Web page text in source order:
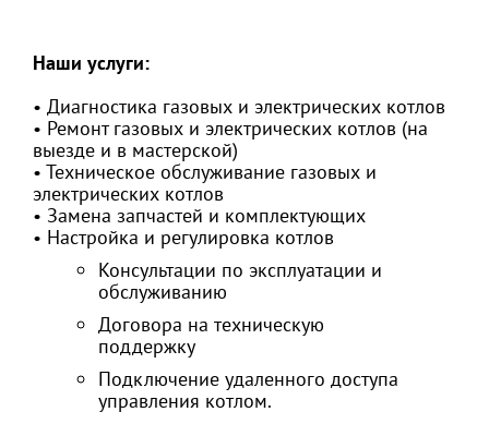
Наши услуги:
• Диагностика газовых и электрических котлов
• Ремонт газовых и электрических котлов (на
выезде и в мастерской)
• Техническое обслуживание газовых и
электрических котлов
• Замена запчастей и комплектующих
• Настройка и регулировка котлов
Консультации по эксплуатации и
обслуживанию
Договора на техническую
поддержку
Подключение удаленного доступа
управления котлом.